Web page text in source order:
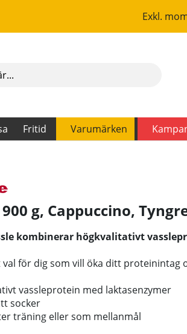
Exkl.
Fritid Varumärken
g, Cappuccino,
kombinerar högkvalitativt
för dig som vill öka ditt proteinintag
vassleprotein med laktasenzymer
socker
träning eller som mellanmål